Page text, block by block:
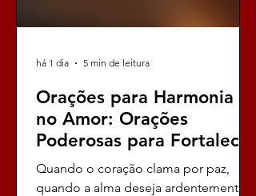
Orações para Harmonia
no Amor: Orações
Poderosas para Fortalecer
Seu Relacionamento
Amoroso
Quando o coração clama por paz,
quando a alma deseja ardentemente a
há 1 dia 5 min de leitura